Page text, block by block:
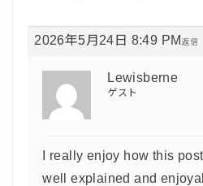
2026年5月24日 8:49 PM返信
Lewisberne
ゲスト
I really enjoy how this
well explained and